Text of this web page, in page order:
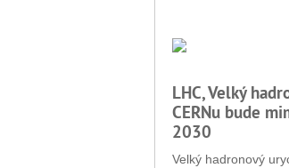
LHC, Velký
CERNu bude
2030
Velký hadronový